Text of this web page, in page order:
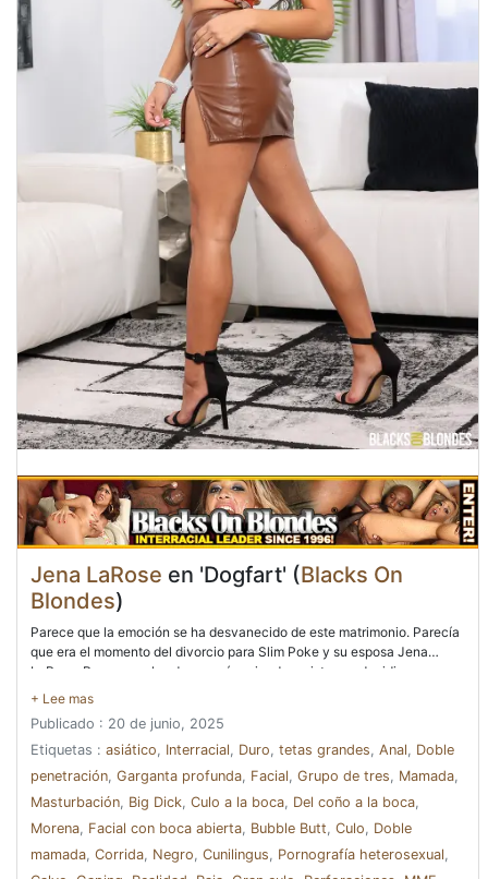
Jena LaRose en 'Dogfart' (Blacks On
Blondes)
Parece que la emoción se ha desvanecido de este matrimonio. Parecía
que era el momento del divorcio para Slim Poke y su esposa Jena
LaRose. Pero como los dos seguían siendo amistosos, decidieron que
un viejo amigo que ejercía la abogacía, ese puta de culo liso Scotty P,
malo si no tenía que serlo? Conociendo a los dos, no quería verlos
divorciarse y preguntó si habían tratado de arreglar las cosas. Resulta
que Jena se había aburrido de su vida sexual, ya que había caído en la
monotonía. Scotty sugiere por qué no hacer un trío. Mejor aún, ¿por qué
no ser penetrado dos veces por dos hombres? Como abogado, sabe
cómo follar a alguien por el culo, por lo que la pareja dispuesta
aprovechó la oportunidad. Pronto, Jena tenía dos enormes palos de
mamba con cabeza de hongo abofeteando su cara mientras ella goo y
Publicado : 20 de junio, 2025
Etiquetas : asiático, Interracial, Duro, tetas grandes, Anal, Doble
penetración, Garganta profunda, Facial, Grupo de tres, Mamada,
Masturbación, Big Dick, Culo a la boca, Del coño a la boca,
Morena, Facial con boca abierta, Bubble Butt, Culo, Doble
mamada, Corrida, Negro, Cunilingus, Pornografía heterosexual,